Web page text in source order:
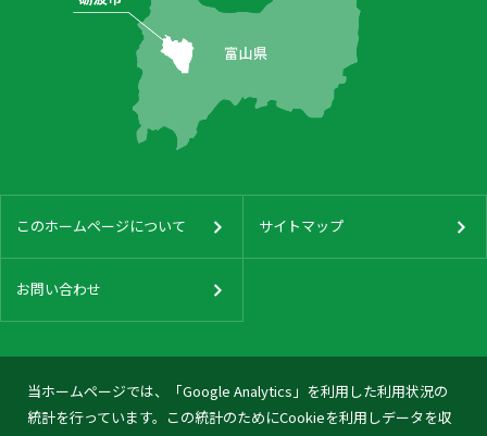
当ホームページでは、「Google Analytics」を利用した利用状況の
統計を行っています。この統計のためにCookieを利用しデータを収
このホームページについて サイトマップ
お問い合わせ